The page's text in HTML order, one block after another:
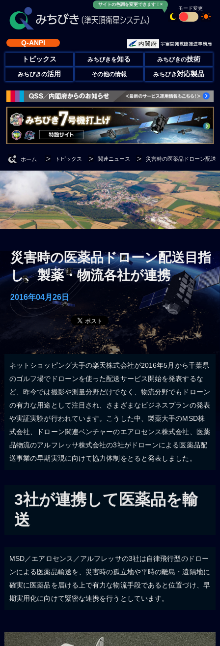
サイトの色調を変更できます！×
モード変更
Q-ANPI
トピックス みちびきを知る みちびきの技術
みちびきの活用 その他の情報 みちびき対応製品
ホーム トピックス 関連ニュース 災害時の医薬品ドローン配送
災害時の医薬品ドローン配送目指
し、製薬・物流各社が連携
2016年04月26日
ネットショッピング大手の楽天株式会社が2016年5月から千葉県
のゴルフ場でドローンを使った配送サービス開始を発表するな
ど、昨今では撮影や測量分野だけでなく、物流分野でもドローン
の有力な用途として注目され、さまざまなビジネスプランの発表
や実証実験が行われています。こうした中、製薬大手のMSD株
式会社、ドローン関連ベンチャーのエアロセンス株式会社、医薬
品物流のアルフレッサ株式会社の3社がドローンによる医薬品配
送事業の早期実現に向けて協力体制をとると発表しました。
3社が連携して医薬品を輸
送
MSD／エアロセンス／アルフレッサの3社は自律飛行型のドロー
ンによる医薬品輸送を、災害時の孤立地や平時の離島・遠隔地に
確実に医薬品を届ける上で有力な物流手段であると位置づけ、早
期実用化に向けて緊密な連携を行うとしています。